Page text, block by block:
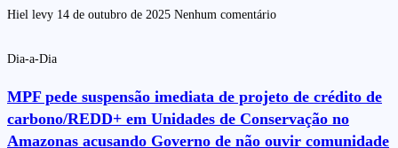
Hiel levy 14 de outubro de 2025 Nenhum comentário
Dia-a-Dia
MPF pede suspensão imediata de projeto de crédito de
carbono/REDD+ em Unidades de Conservação no
Amazonas acusando Governo de não ouvir comunidade